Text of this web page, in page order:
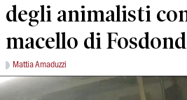
degli animalisti
macello di
Mattia Amaduzzi